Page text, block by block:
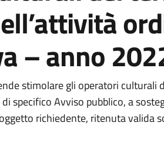
– anno
notizia
stimolare gli operatori
specifico Avviso pubblico, a
richiedente, ritenuta valida